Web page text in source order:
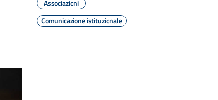
Associazioni
Comunicazione istituzionale